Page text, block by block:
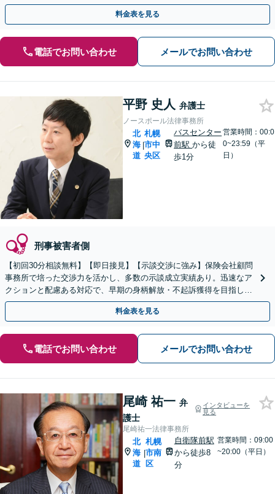
全個室で相談可】【東室蘭駅1分】
料金表を見る
電話でお問い合わせ メールでお問い合わせ
平野 史人 弁護士
ノースポール法律事務所
北
海
道
|
札幌
市中
央区
バスセンター
前駅から徒
歩1分
営業時間：00:0
0~23:59（平
日）
刑事被害者側
【初回30分相談無料】【即日接見】【示談交渉に強み】保険会社顧問
事務所で培った交渉力を活かし、多数の示談成立実績あり。迅速なア
クションと配慮ある対応で、早期の身柄解放・不起訴獲得を目指しま
す【電話相談OK】【バスセンター前駅徒歩1分】
料金表を見る
電話でお問い合わせ メールでお問い合わせ
尾崎 祐一 弁
護士
インタビューを
見る
尾崎祐一法律事務所
北
海
道
|
札幌
市南
区
自衛隊前駅
から徒歩8
分
営業時間：09:00
~20:00（平日）